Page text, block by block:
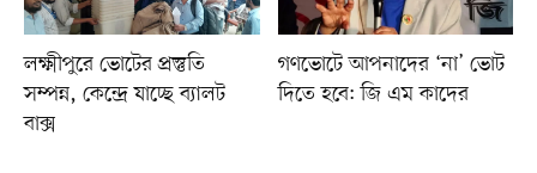
লক্ষ্মীপুরে ভোটের প্রস্তুতি
সম্পন্ন, কেন্দ্রে যাচ্ছে ব্যালট
বাক্স
গণভোটে আপনাদের ‘না’ ভোট
দিতে হবে: জি এম কাদের